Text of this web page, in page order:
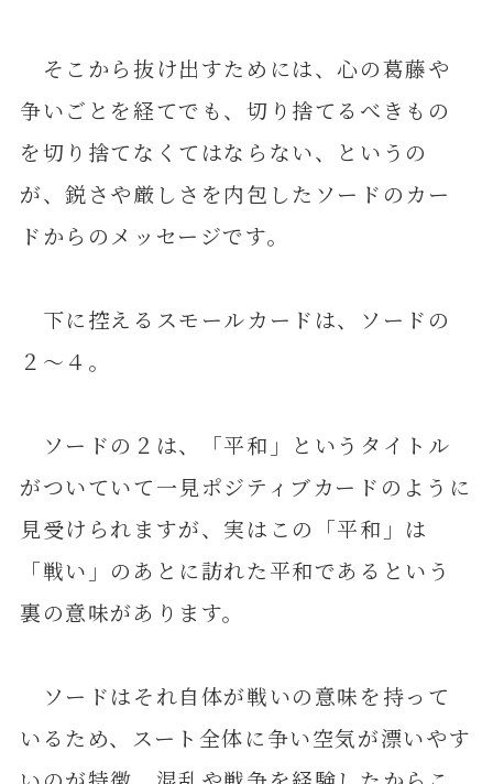
そこから抜け出すためには、心の葛藤や
争いごとを経てでも、切り捨てるべきもの
を切り捨てなくてはならない、というの
が、鋭さや厳しさを内包したソードのカー
ドからのメッセージです。
下に控えるスモールカードは、ソードの
２～４。
ソードの２は、「平和」というタイトル
がついていて一見ポジティブカードのように
見受けられますが、実はこの「平和」は
「戦い」のあとに訪れた平和であるという
裏の意味があります。
ソードはそれ自体が戦いの意味を持って
いるため、スート全体に争い空気が漂いやす